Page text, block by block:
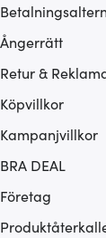
Ångerrätt
Retur &
Köpvillkor
Kampanjvillkor
BRA DEAL
Företag